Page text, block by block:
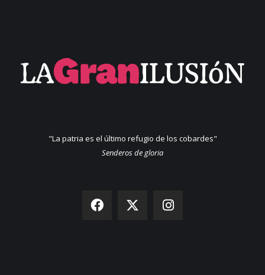
"La patria es el último refugio de los cobardes"
Senderos de gloria